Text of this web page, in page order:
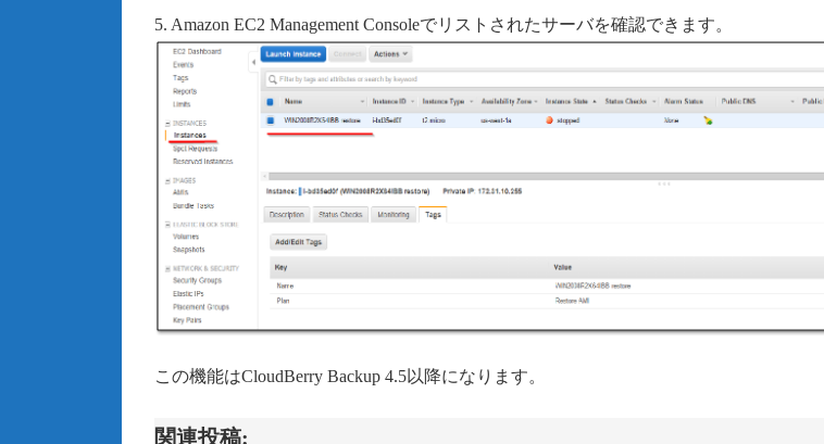
5. Amazon EC2 Management Consoleでリストされたサーバを確認できます。
この機能はCloudBerry Backup 4.5以降になります。
関連投稿: